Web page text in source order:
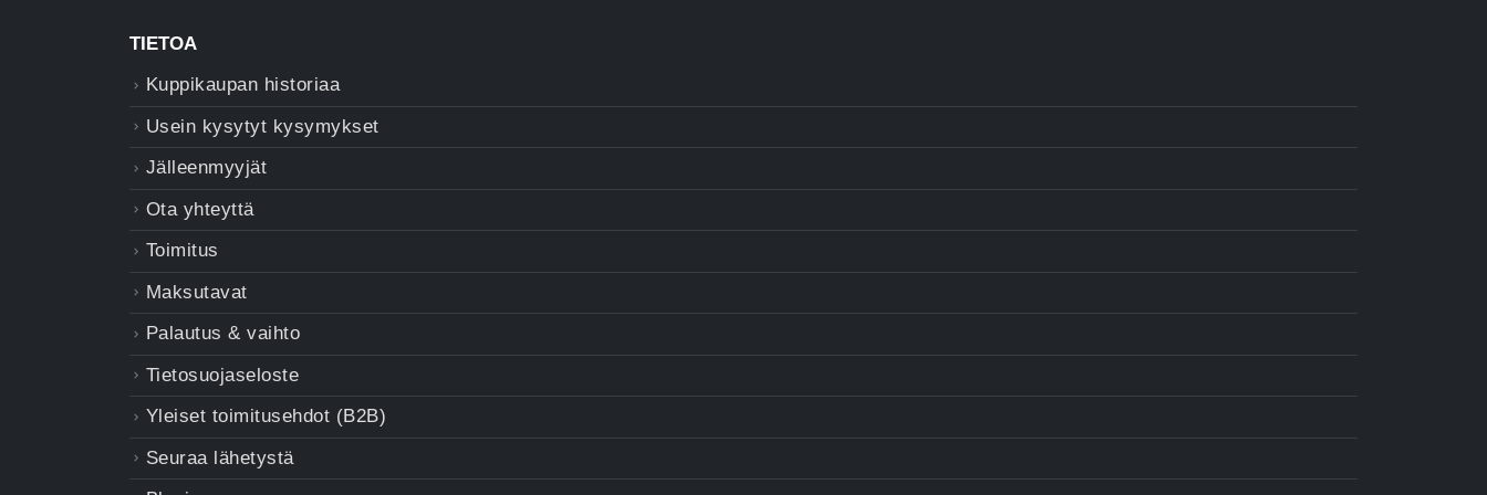
TIETOA
Kuppikaupan historiaa
Usein kysytyt kysymykset
Jälleenmyyjät
Ota yhteyttä
Toimitus
Maksutavat
Palautus & vaihto
Tietosuojaseloste
Yleiset toimitusehdot (B2B)
Seuraa lähetystä